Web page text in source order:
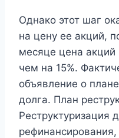
Однако этот шаг
на цену ее акций,
месяце цена акций
чем на 15%.
объявление о
долга. План
Реструктуризация